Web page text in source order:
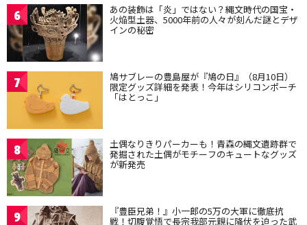
6 あの装飾は「炎」ではない？縄文時代の国宝・
火焔型土器、5000年前の人々が刻んだ謎とデザ
インの秘密
7 鳩サブレーの豊島屋が『鳩の日』（8月10日）
限定グッズ詳細を発表！今年はシリコンポーチ
「はとっこ」
8 土偶なりきりパーカーも！青森の縄文遺跡群で
発掘された土偶がモチーフのキュートなグッズ
が新発売
9 『豊臣兄弟！』小一郎の5万の大軍に徹底抗
戦！切腹覚悟で長宗我部元親に降伏を迫った武